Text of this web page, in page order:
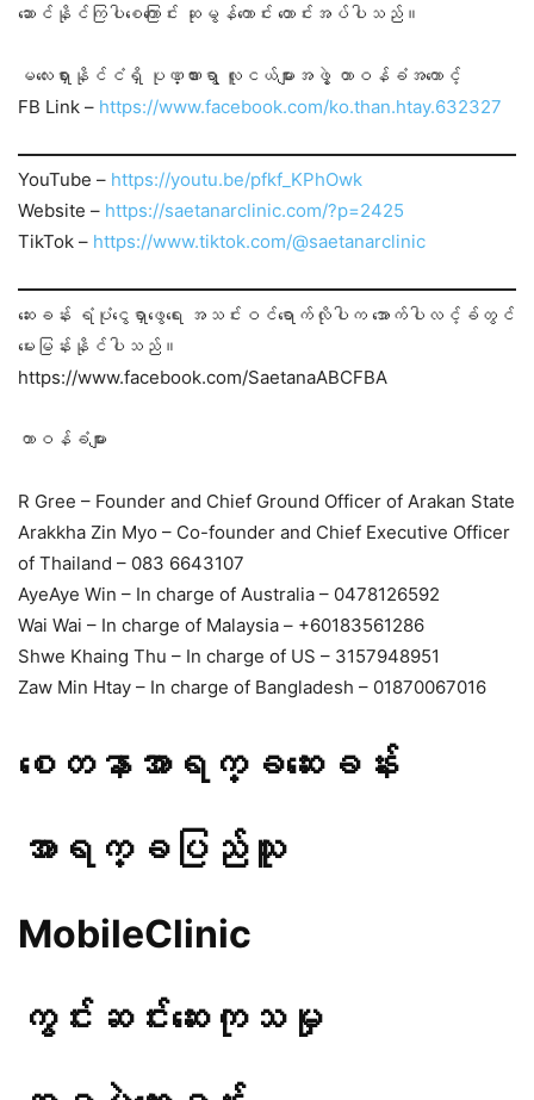
ဆောင်နိုင်ကြပါစေကြောင်း ဆုမွန်ကောင်း တောင်းအပ်ပါသည်။
မလေးရှားနိုင်ငံရှိ ပုဏ္ဏားရွာ လူငယ်များအဖွဲ့ တာဝန်ခံအကောင့်
FB Link – https://www.facebook.com/ko.than.htay.632327
YouTube – https://youtu.be/pfkf_KPhOwk
Website – https://saetanarclinic.com/?p=2425
TikTok – https://www.tiktok.com/@saetanarclinic
ဆေးခန်း ရံပုံငွေရှာဖွေရေး အသင်းဝင်ရောက်လိုပါက အောက်ပါလင့်ခ်တွင်
မေးမြန်းနိုင်ပါသည်။
https://www.facebook.com/SaetanaABCFBA
တာဝန်ခံများ
R Gree – Founder and Chief Ground Officer of Arakan State
Arakkha Zin Myo – Co-founder and Chief Executive Officer
of Thailand – 083 6643107
AyeAye Win – In charge of Australia – 0478126592
Wai Wai – In charge of Malaysia – +60183561286
Shwe Khaing Thu – In charge of US – 3157948951
Zaw Min Htay – In charge of Bangladesh – 01870067016
စေတနာအာရက္ခဆေးခန်း
အာရက္ခပြည်သူ
MobileClinic
ကွင်းဆင်းဆေးကုသမှု